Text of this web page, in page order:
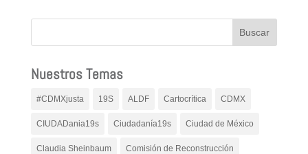
Nuestros Temas
#CDMXjusta 19S ALDF Cartocrítica CDMX
CIUDADania19s Ciudadanía19s Ciudad de México
Claudia Sheinbaum Comisión de Reconstrucción